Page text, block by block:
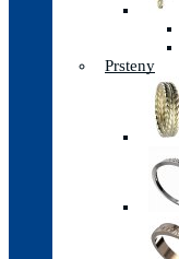
Prsteny